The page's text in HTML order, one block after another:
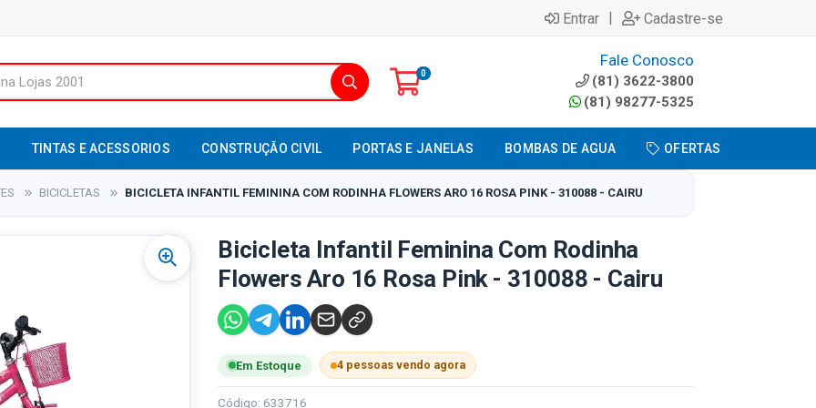
Entrar | Cadastre-se
0
Fale Conosco
(81) 3622-3800
(81) 98277-5325
TINTAS E ACESSORIOS CONSTRUÇÃO CIVIL PORTAS E JANELAS BOMBAS DE AGUA OFERTAS
BICICLETAS BICICLETA INFANTIL FEMININA COM RODINHA FLOWERS ARO 16 ROSA PINK - 310088 - CAIRU
Bicicleta Infantil Feminina Com Rodinha
Flowers Aro 16 Rosa Pink - 310088 - Cairu
Em Estoque 4 pessoas vendo agora
Código: 633716